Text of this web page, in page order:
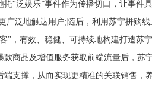
泛娱乐”事件作为传播切口，让事件具
广泛地触达用户;随后，利用苏宁拼购
”，有效、稳健、可持续地构建打造苏
款商品及增值服务获取前端流量后，苏
端支撑，从而实现更精准的关联销售，